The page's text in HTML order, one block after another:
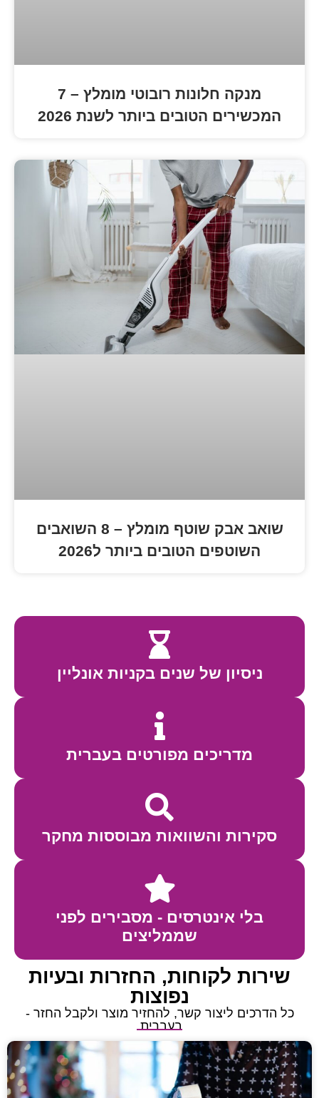
מנקה חלונות רובוטי מומלץ – 7
ביותר לשנת 2026
שואב אבק שוטף מומלץ – 8 השואבים
הטובים ביותר ל2026
של שנים בקניות אונליין
מפורטים בעברית
מבוססות מחקר
- מסבירים לפני
החזרות ובעיות
קשר, להחזיר מוצר ולקבל החזר -